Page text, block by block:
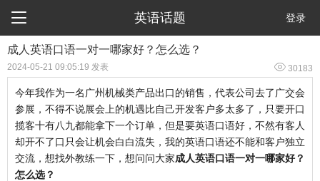
 英语话题 登录
成人英语口语一对一哪家好？怎么选？
2024-05-21 09:05:19 发表  30183
今年我作为一名广州机械类产品出口的销售，代表公司去了广交会
参展，不得不说展会上的机遇比自己开发客户多太多了，只要开口
揽客十有八九都能拿下一个订单，但是要英语口语好，不然有客人
却开不了口只会让机会白白流失，我的英语口语还不能和客户独立
交流，想找外教练一下，想问问大家成人英语口语一对一哪家好？
怎么选？